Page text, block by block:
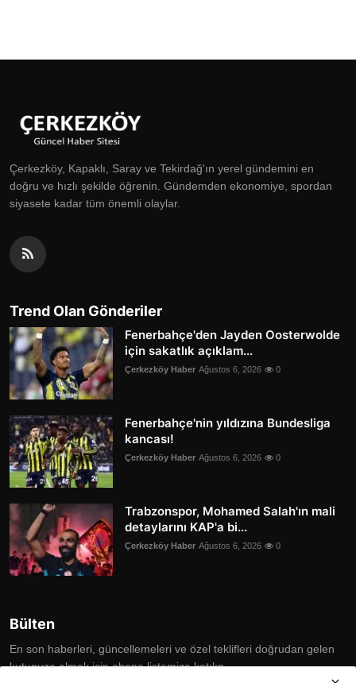
Çerkezköy, Kapaklı, Saray ve Tekirdağ'ın yerel gündemini en
doğru ve hızlı şekilde öğrenin. Gündemden ekonomiye, spordan
siyasete kadar tüm önemli olaylar.
Trend Olan Gönderiler
Fenerbahçe'den Jayden Oosterwolde
için sakatlık açıklam...
Çerkezköy Haber Ağustos 6, 2026 0
Fenerbahçe'nin yıldızına Bundesliga
kancası!
Çerkezköy Haber Ağustos 6, 2026 0
Trabzonspor, Mohamed Salah'ın mali
detaylarını KAP'a bi...
Çerkezköy Haber Ağustos 6, 2026 0
Bülten
En son haberleri, güncellemeleri ve özel teklifleri doğrudan gelen
kutunuza almak için abone listemize katılın